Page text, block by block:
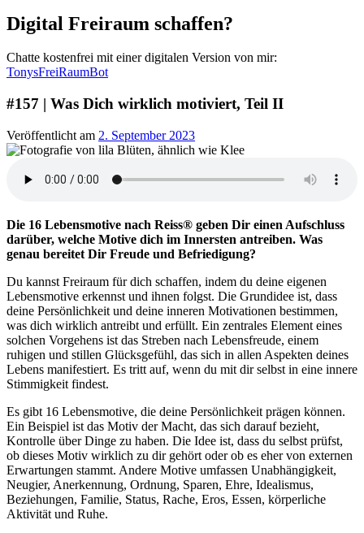
Digital Freiraum schaffen?
Chatte kostenfrei mit einer digitalen Version von mir:
TonysFreiRaumBot
#157 | Was Dich wirklich motiviert, Teil II
Veröffentlicht am 2. September 2023
Die 16 Lebensmotive nach Reiss® geben Dir einen Aufschluss
darüber, welche Motive dich im Innersten antreiben. Was
genau bereitet Dir Freude und Befriedigung?
Du kannst Freiraum für dich schaffen, indem du deine eigenen
Lebensmotive erkennst und ihnen folgst. Die Grundidee ist, dass
deine Persönlichkeit und deine inneren Motivationen bestimmen,
was dich wirklich antreibt und erfüllt. Ein zentrales Element eines
solchen Vorgehens ist das Streben nach Lebensfreude, einem
ruhigen und stillen Glücksgefühl, das sich in allen Aspekten deines
Lebens manifestiert. Es tritt auf, wenn du mit dir selbst in eine innere
Stimmigkeit findest.
Es gibt 16 Lebensmotive, die deine Persönlichkeit prägen können.
Ein Beispiel ist das Motiv der Macht, das sich darauf bezieht,
Kontrolle über Dinge zu haben. Die Idee ist, dass du selbst prüfst,
ob dieses Motiv wirklich zu dir gehört oder ob es eher von externen
Erwartungen stammt. Andere Motive umfassen Unabhängigkeit,
Neugier, Anerkennung, Ordnung, Sparen, Ehre, Idealismus,
Beziehungen, Familie, Status, Rache, Eros, Essen, körperliche
Aktivität und Ruhe.